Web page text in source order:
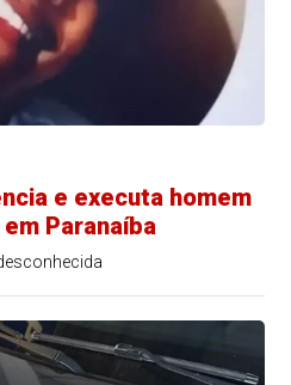
e executa homem
Paranaíba